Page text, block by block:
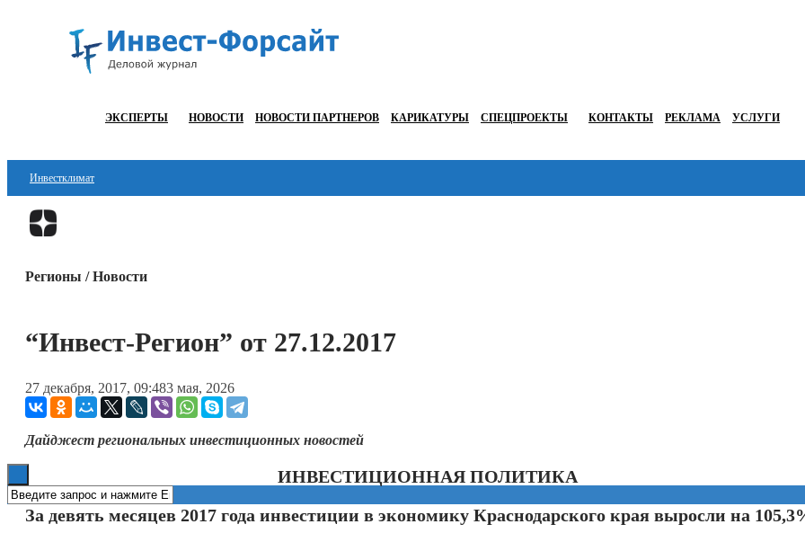
ЭКСПЕРТЫ НОВОСТИ НОВОСТИ ПАРТНЕРОВ КАРИКАТУРЫ СПЕЦПРОЕКТЫ КОНТАКТЫ РЕКЛАМА УСЛУГИ
Инвестклимат
Финансы
ESG
Регионы / Новости
“Инвест-Регион” от 27.12.2017
27 декабря, 2017, 09:483 мая, 2026
Дайджест региональных инвестиционных новостей
ИНВЕСТИЦИОННАЯ ПОЛИТИКА
За девять месяцев 2017 года инвестиции в экономику Краснодарского края выросли на